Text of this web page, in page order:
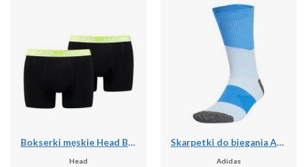
Bokserki męskie Head Basic Boxer 2 Pack
Head
Skarpetki do biegania ADIDAS RunxBoost
Adidas